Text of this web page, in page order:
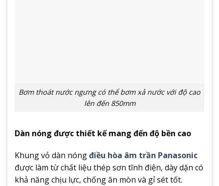
Bơm thoát nước ngưng có thể bơm xả nước với độ cao
lên đến 850mm
Dàn nóng được thiết kế mang đến độ bền cao
Khung vỏ dàn nóngđiều hòa âm trần Panasonic
được làm từ chất liệu thép sơn tĩnh điện, dày dặn có
khả năng chịu lực, chống ăn mòn và gỉ sét tốt.